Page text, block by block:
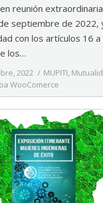
reunión
septiembre de 2022,
con los artículos 16
los…
2022 MUPITI,
WooComerce